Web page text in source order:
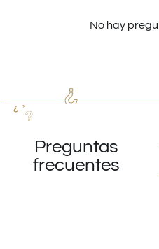
No hay
Preguntas
frecuentes